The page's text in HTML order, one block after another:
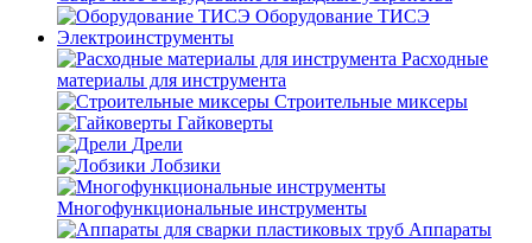
Оборудование ТИСЭ
Электроинструменты
Расходные
материалы для инструмента
Строительные миксеры
Гайковерты
Дрели
Лобзики
Многофункциональные инструменты
Аппараты